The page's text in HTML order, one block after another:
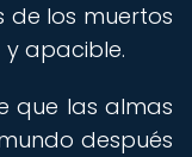
los muertos
y apacible.
que las almas
después